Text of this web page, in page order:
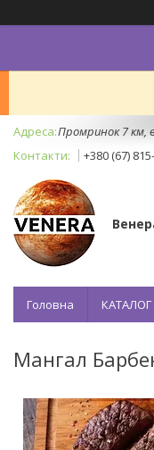
Промринок 7 км,
+380 (67)
Головна КАТАЛОГ
Мангал